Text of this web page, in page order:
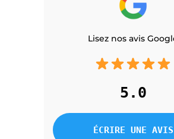
Lisez nos avis
5.0
ÉCRIRE UNE AVIS